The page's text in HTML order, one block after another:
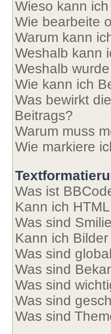
Wieso kann
Wie bearbeite
Warum kann
Weshalb kann
Weshalb
Wie kann ich
Was bewirkt
Beitrags?
Warum muss
Wie markiere
Was ist
Kann ich
Was sind
Kann ich
Was sind
Was sind
Was sind
Was sind
Was sind